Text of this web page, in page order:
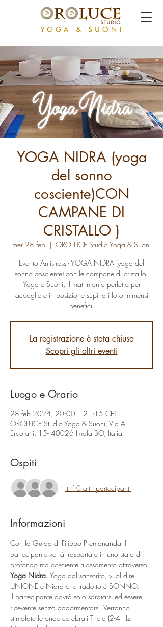
YOGA NIDRA (yoga
del sonno
cosciente)CON
CAMPANE DI
CRISTALLO )
mer 28 feb
  |
OROLUCE Studio Yoga & Suoni
Evento Antistress - YOGA NIDRA (yoga del
sonno cosciente) con le campane di cristallo.
Yoga e Suoni, il matrimonio perfetto per
accogliere in posizione supina i loro immensi
benefici.
La registrazione è stata chiusa
Scopri gli altri eventi
Luogo e Orario
28 feb 2024, 20:00 – 21:15 CET
OROLUCE Studio Yoga & Suoni, Via A.
Ercolani, 15- 40026 Imola BO, Italia
Ospiti
+ 10 altri partecipanti
Informazioni
Con la Guida di Filippo Premananda il
partecipante verrà trasportato in uno stato di
profondo ma cosciente rilassamento attraverso
Yoga Nidra. Yoga dal sanscrito, vuol dire
UNIONE e Nidra che tradotto è SONNO.
Il partecipante dovrà solo sdraiarsi ed essere
ricevente senza addormentarsi. Verranno
stimolate le onde cerebrali Theta (2-4 Hz